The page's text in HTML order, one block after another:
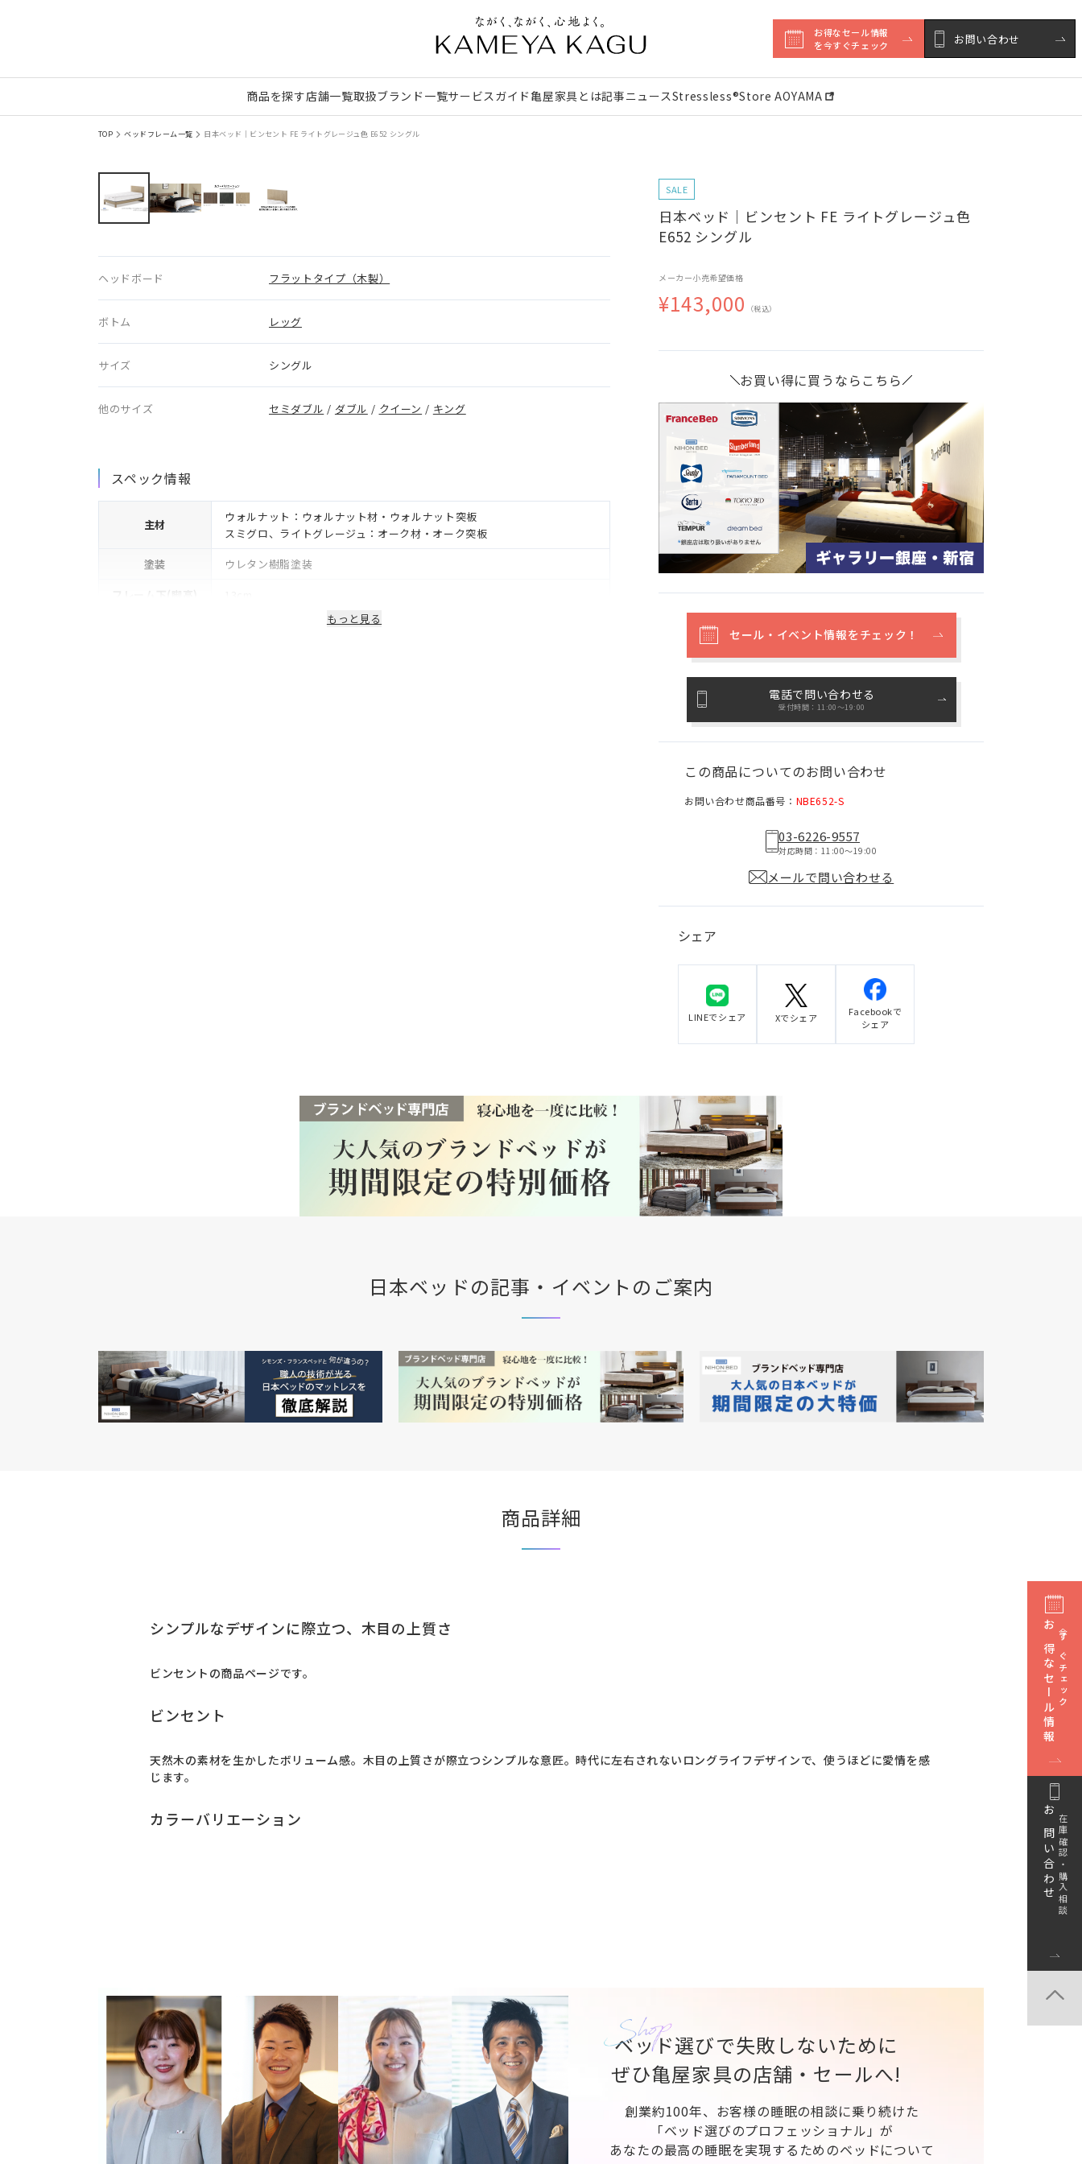
お得なセール情報
を今すぐチェック
お問い合わせ
商品を探す店舗一覧取扱ブランド一覧サービスガイド亀屋家具とは記事ニュースStressless®︎Store AOYAMA
TOP ベッドフレーム一覧 日本ベッド｜ビンセント FE ライトグレージュ色 E652 シングル
ヘッドボード フラットタイプ（木製）
ボトム レッグ
サイズ シングル
他のサイズ セミダブル / ダブル / クイーン / キング
スペック情報
主材
ウォルナット：ウォルナット材・ウォルナット突板
スミグロ、ライトグレージュ：オーク材・オーク突板
塗装
ウレタン樹脂塗装
もっと見る
SALE
日本ベッド｜ビンセント FE ライトグレージュ色
E652 シングル
メーカー小売希望価格
¥143,000 （税込）
お買い得に買うならこちら
セール・イベント情報をチェック！
電話で問い合わせる
受付時間：11:00〜19:00
この商品についてのお問い合わせ
お問い合わせ商品番号： NBE652-S
03-6226-9557
対応時間：11:00〜19:00
メールで問い合わせる
シェア
LINEでシェア Xでシェア
Facebookで
シェア
日本ベッドの記事・イベントのご案内
商品詳細
シンプルなデザインに際立つ、木目の上質さ
ビンセントの商品ページです。
ビンセント
天然木の素材を生かしたボリューム感。木目の上質さが際立つシンプルな意匠。時代に左右されないロングライフデザインで、使うほどに愛情を感
じます。
カラーバリエーション
ベッド選びで失敗しないために
ぜひ亀屋家具の店舗・セールへ!
創業約100年、お客様の睡眠の相談に乗り続けた
「ベッド選びのプロフェッショナル」が
あなたの最高の睡眠を実現するためのベッドについて
今すぐチェック
お得なセール情報
お問い合わせ在庫確認・購入相談